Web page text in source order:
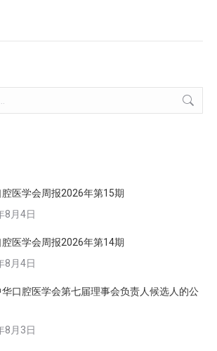
医学会周报2026年第15期
8月4日
医学会周报2026年第14期
8月4日
华口腔医学会第七届理事会负责人候选人的公
8月3日